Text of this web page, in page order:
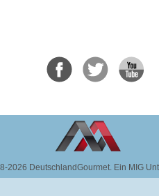
2026 DeutschlandGourmet. Ein MIG